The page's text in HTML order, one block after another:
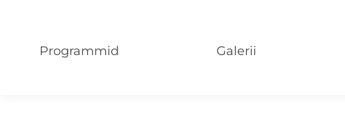
Programmid Galerii